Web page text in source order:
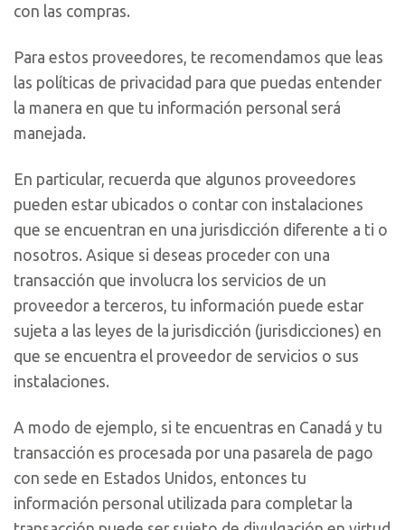
con las compras.
Para estos proveedores, te recomendamos que leas
las políticas de privacidad para que puedas entender
la manera en que tu información personal será
manejada.
En particular, recuerda que algunos proveedores
pueden estar ubicados o contar con instalaciones
que se encuentran en una jurisdicción diferente a ti o
nosotros. Asique si deseas proceder con una
transacción que involucra los servicios de un
proveedor a terceros, tu información puede estar
sujeta a las leyes de la jurisdicción (jurisdicciones) en
que se encuentra el proveedor de servicios o sus
instalaciones.
A modo de ejemplo, si te encuentras en Canadá y tu
transacción es procesada por una pasarela de pago
con sede en Estados Unidos, entonces tu
información personal utilizada para completar la